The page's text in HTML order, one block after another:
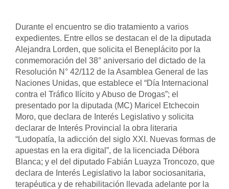
Durante el encuentro se dio tratamiento a varios
expedientes. Entre ellos se destacan el de la diputada
Alejandra Lorden, que solicita el Beneplácito por la
conmemoración del 38° aniversario del dictado de la
Resolución N° 42/112 de la Asamblea General de las
Naciones Unidas, que establece el “Día Internacional
contra el Tráfico Ilícito y Abuso de Drogas”; el
presentado por la diputada (MC) Maricel Etchecoin
Moro, que declara de Interés Legislativo y solicita
declarar de Interés Provincial la obra literaria
“Ludopatía, la adicción del siglo XXI. Nuevas formas de
apuestas en la era digital”, de la licenciada Débora
Blanca; y el del diputado Fabián Luayza Troncozo, que
declara de Interés Legislativo la labor sociosanitaria,
terapéutica y de rehabilitación llevada adelante por la